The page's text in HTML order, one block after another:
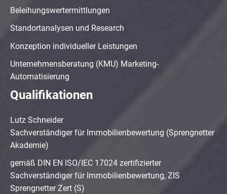
Beleihungswertermittlungen
Standortanalysen und Research
Konzeption individueller Leistungen
Unternehmensberatung (KMU) Marketing-
Automatisierung
Qualifikationen
Lutz Schneider
Sachverständiger für Immobilienbewertung (Sprengnetter
Akademie)
gemäß DIN EN ISO/IEC 17024 zertifizierter
Sachverständiger für Immobilienbewertung, ZIS
Sprengnetter Zert (S)